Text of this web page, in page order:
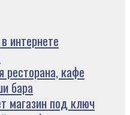
интернете
ресторана, кафе
бара
магазин под ключ